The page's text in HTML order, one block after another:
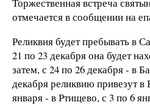
отмечается в сообщении на
Реликвия будет пребывать в
21 по 23 декабря она будет
затем, с 24 по 26 декабря - в
декабря реликвию привезут в
января - в Ртищево, с 3 по 6